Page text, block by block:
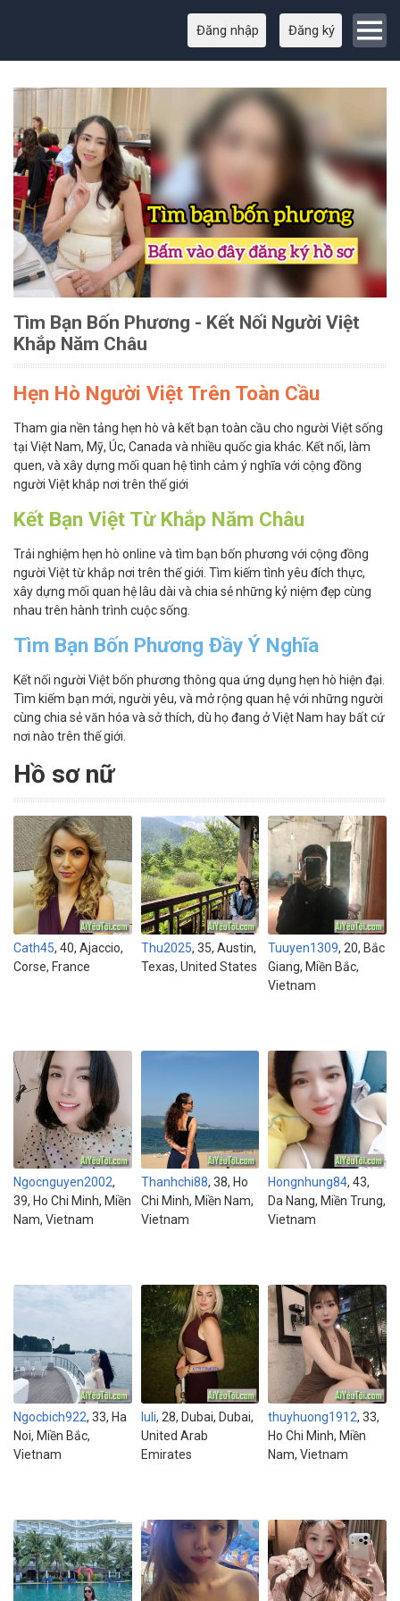
Đăng nhập Đăng ký
Tìm Bạn Bốn Phương - Kết Nối Người Việt
Khắp Năm Châu
Hẹn Hò Người Việt Trên Toàn Cầu
Tham gia nền tảng hẹn hò và kết bạn toàn cầu cho người Việt sống
tại Việt Nam, Mỹ, Úc, Canada và nhiều quốc gia khác. Kết nối, làm
quen, và xây dựng mối quan hệ tình cảm ý nghĩa với cộng đồng
người Việt khắp nơi trên thế giới
Kết Bạn Việt Từ Khắp Năm Châu
Trải nghiệm hẹn hò online và tìm bạn bốn phương với cộng đồng
người Việt từ khắp nơi trên thế giới. Tìm kiếm tình yêu đích thực,
xây dựng mối quan hệ lâu dài và chia sẻ những kỷ niệm đẹp cùng
nhau trên hành trình cuộc sống.
Tìm Bạn Bốn Phương Đầy Ý Nghĩa
Kết nối người Việt bốn phương thông qua ứng dụng hẹn hò hiện đại.
Tìm kiếm bạn mới, người yêu, và mở rộng quan hệ với những người
cùng chia sẻ văn hóa và sở thích, dù họ đang ở Việt Nam hay bất cứ
nơi nào trên thế giới.
Hồ sơ nữ
Cath45, 40, Ajaccio,
Corse, France
Thu2025, 35, Austin,
Texas, United States
Tuuyen1309, 20, Bắc
Giang, Miền Bắc,
Vietnam
Ngocnguyen2002,
39, Ho Chi Minh, Miền
Nam, Vietnam
Thanhchi88, 38, Ho
Chi Minh, Miền Nam,
Vietnam
Hongnhung84, 43,
Da Nang, Miền Trung,
Vietnam
Ngocbich922, 33, Ha
Noi, Miền Bắc,
Vietnam
luli, 28, Dubai, Dubai,
United Arab
Emirates
thuyhuong1912, 33,
Ho Chi Minh, Miền
Nam, Vietnam